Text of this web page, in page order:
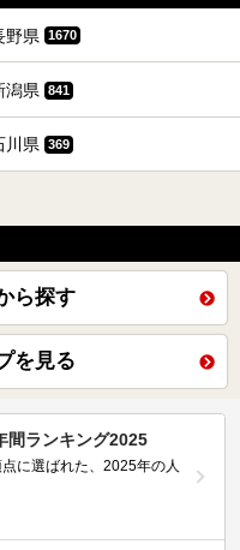
野県 1670
潟県 841
川県 369
ら探す
を見る
間ランキング2025
に選ばれた、2025年の人